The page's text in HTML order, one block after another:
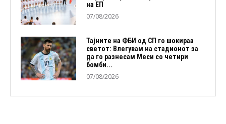
на ЕП
07/08/2026
Тајните на ФБИ од СП го шокираа
светот: Влегувам на стадионот за
да го разнесам Меси со четири
бомби...
07/08/2026